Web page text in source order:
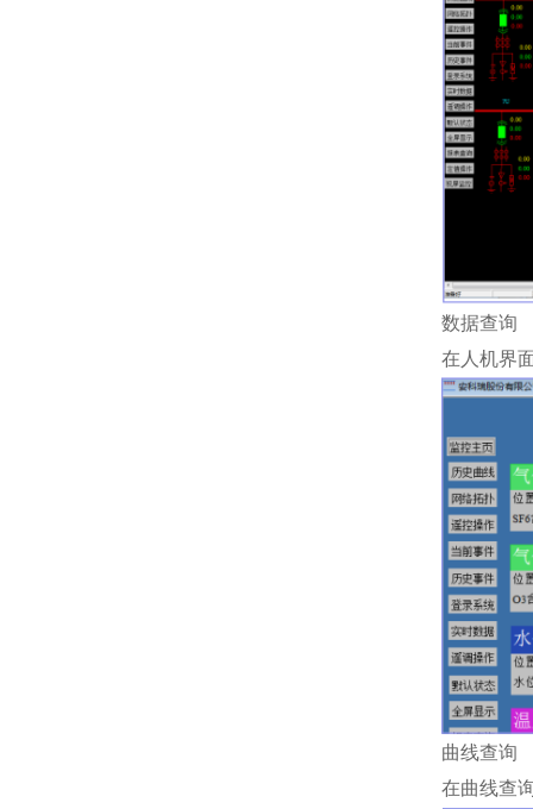
数据查询
在人机界
曲线查询
在曲线查